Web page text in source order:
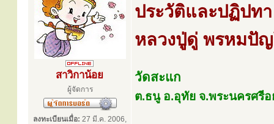
สาวิกาน้อย
ผู้จัดการ
ลงทะเบียนเมื่อ: 27 มี.ค. 2006,
ประวัติและปฏิปทา
หลวงปู่ดู่ พรหมปั
วัดสะแก
ต.ธนู อ.อุทัย จ.พระนครศรีอ